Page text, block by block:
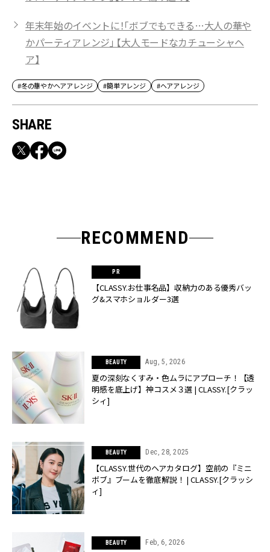
年末年始のイベントに！「ボブでもできる…大人の華や
かパーティアレンジ」 【大人モードなカチューシャヘ
ア】
#冬の華やかヘアアレンジ #簡単アレンジ #ヘアアレンジ
SHARE
RECOMMEND
【CLASSY.お仕事名品】収納力のある優秀バッ
グ&スマホショルダー3選
BEAUTY Aug, 5, 2026
夏の深刻なくすみ・色ムラにアプローチ！【透
明感を底上げ】神コスメ３選 | CLASSY.[クラッ
シィ]
BEAUTY Dec, 28, 2025
【CLASSY.世代のヘアカタログ】空前の『ミニ
ボブ』ブームを徹底解説！ | CLASSY.[クラッシ
ィ]
BEAUTY Feb, 6, 2026